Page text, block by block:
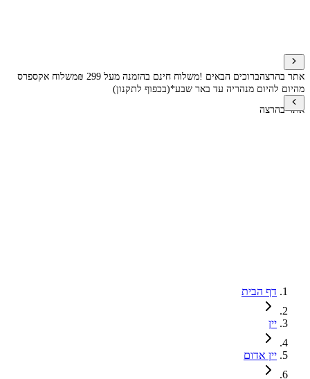
אתר בהרצהברוכים הבאים !משלוח חינם בהזמנה מעל 299 ₪
משלוח אקספרס
מהיום להיום מנהריה עד באר שבע*(בכפוף לתקנון)
אתר בהרצה
דף הבית
יין
יין אדום